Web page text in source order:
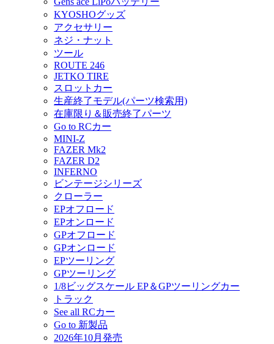
KYOSHOグッズ
アクセサリー
ネジ・ナット
ツール
ROUTE 246
JETKO TIRE
スロットカー
生産終了モデル(パーツ検索用)
在庫限り＆販売終了パーツ
Go to RCカー
MINI-Z
FAZER Mk2
FAZER D2
INFERNO
ビンテージシリーズ
クローラー
EPオフロード
EPオンロード
GPオフロード
GPオンロード
EPツーリング
GPツーリング
1/8ビッグスケール EP＆GPツーリングカー
トラック
See all RCカー
Go to 新製品
2026年10月発売